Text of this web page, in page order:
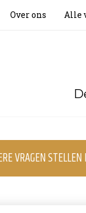
Over ons Alle
VRAGEN